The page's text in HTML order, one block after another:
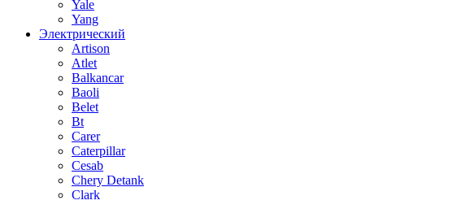
Yale
Yang
Электрический
Artison
Atlet
Balkancar
Baoli
Belet
Bt
Carer
Caterpillar
Cesab
Chery Detank
Clark